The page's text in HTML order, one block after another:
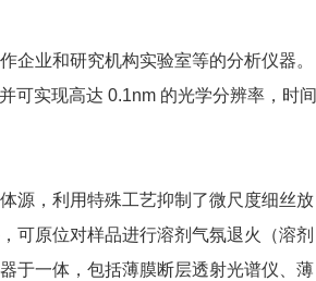
企业和研究机构实验室等的分析仪器。
可实现高达 0.1nm 的光学分辨率，时间
源，利用特殊工艺抑制了微尺度细丝放
可原位对样品进行溶剂气氛退火（溶剂
于一体，包括薄膜断层透射光谱仪、薄